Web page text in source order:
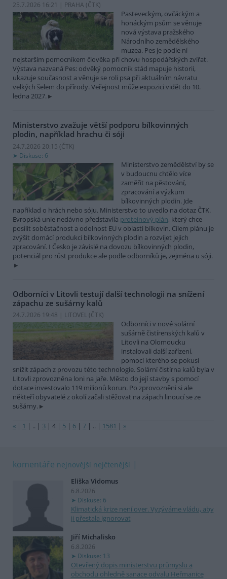
25.7.2026 16:21 | PRAHA (ČTK)
Pasteveckým, ovčáckým a
honáckým psům se věnuje
nová výstava pražského
Národního zemědělského
muzea. Pes je podle ní
nejstarším pomocníkem člověka při chovu hospodářských zvířat.
Výstava nazvaná Pes: odvěký pomocník stád mapuje historii,
ukazuje současnost a věnuje se roli psa při aktuálním návratu
velkých šelem do přírody. Veřejnost může expozici vidět do 10.
ledna 2027.
Ministerstvo zvažuje větší podporu bílkovinných
plodin, například hrachu či sóji
24.7.2026 20:15 (ČTK)
Diskuse: 6
Ministerstvo zemědělství by se
v budoucnu chtělo více
zaměřit na pěstování,
zpracování a výzkum
bílkovinných plodin. Jde
například o hrách nebo sóju. Ministerstvo to uvedlo na dotaz ČTK.
Evropská unie nedávno představila proteinový plán, který chce
posílit soběstačnost a odolnost EU v oblasti bílkovin. Cílem plánu je
zvýšit domácí produkci bílkovinných plodin a rozvíjet jejich
zpracování. I Česko je závislé na dovozu bílkovinných plodin,
potenciál pro růst produkce ale podle odborníků je, zejména u sóji.
Odborníci v Litovli testují další technologii na snížení
zápachu ze sušárny kalů
24.7.2026 19:48 | LITOVEL (ČTK)
Odborníci v nové solární
sušárně čistírenských kalů v
Litovli na Olomoucku
instalovali další zařízení,
pomocí kterého se pokusí
snížit zápach z provozu této technologie. Solární čistírna kalů byla v
Litovli zprovozněna loni na jaře. Město do její stavby s pomocí
dotace investovalo 119 milionů korun. Po zprovozněni si ale
někteří obyvatelé z okolí začali stěžovat na zápach linoucí se ze
sušárny.
« | 1 | .. | 3 | 4 | 5 | 6 | 7 | .. | 1581 | »
komentáře nejnovější nejčtenější
Eliška Vidomus
6.8.2026
Diskuse: 6
Klimatická krize není over. Vyzýváme vládu, aby
ji přestala ignorovat
Jiří Michalisko
6.8.2026
Diskuse: 13
Otevřený dopis ministerstvu průmyslu a
obchodu ohledně sanace odvalu Heřmanice